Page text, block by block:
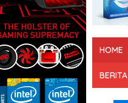
HOME
BERITA